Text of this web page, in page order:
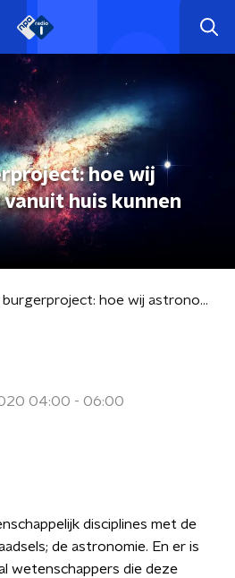
hoe wij
huis kunnen
Nieuw burgerproject: hoe wij astronomen vanuit huis kunnen helpen
04:00 - 06:00
disciplines met de
de astronomie. En er is
wetenschappers die deze